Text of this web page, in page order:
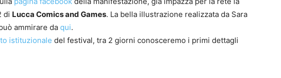
di Lucca Comics and Games. La bella illustrazione realizzata da Sara
ammirare da qui.
istituzionale del festival, tra 2 giorni conosceremo i primi dettagli